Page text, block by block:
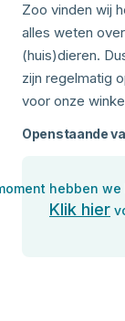
Zoo vinden wij
alles weten
(huis)dieren.
zijn regelmatig
voor onze
Openstaande
hebben
Klik hier